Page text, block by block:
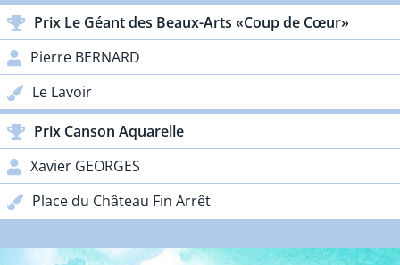
Prix Le Géant des Beaux-Arts «Coup de Cœur»
Pierre BERNARD
Le Lavoir
Prix Canson Aquarelle
Xavier GEORGES
Place du Château Fin Arrêt